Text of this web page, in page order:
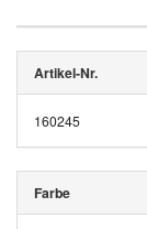
Artikel-Nr.
160245
Farbe